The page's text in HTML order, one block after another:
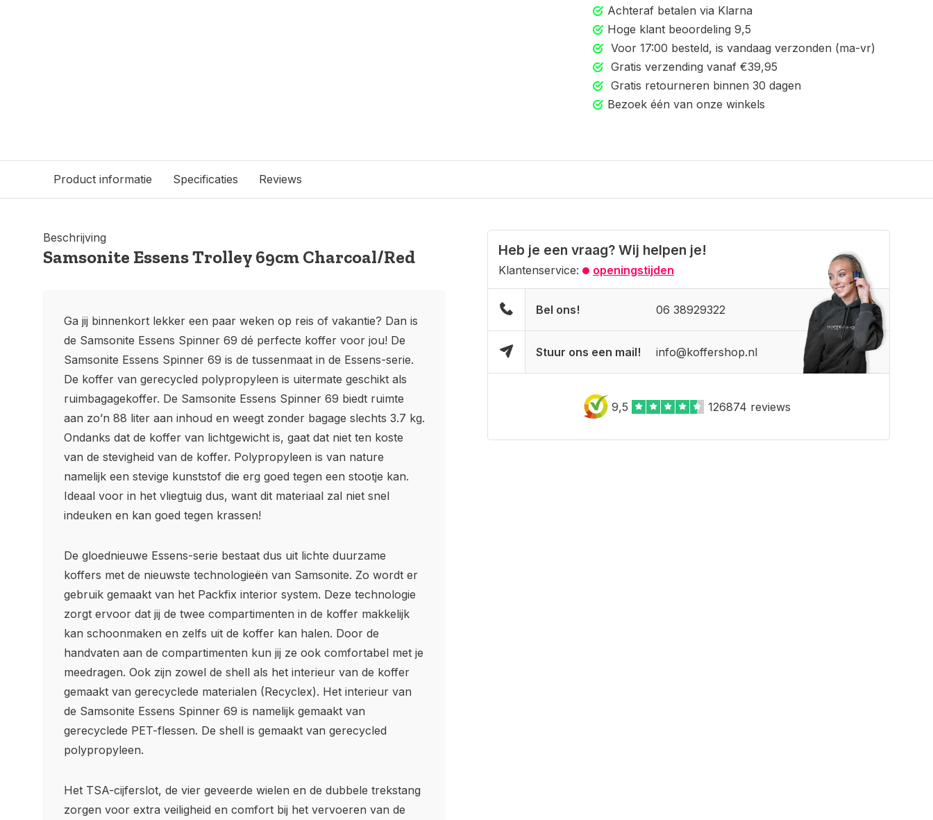
Achteraf betalen via Klarna
Hoge klant beoordeling 9,5
Voor 17:00 besteld, is vandaag verzonden (ma-vr)
Gratis verzending vanaf €39,95
Gratis retourneren binnen 30 dagen
Bezoek één van onze winkels
Product informatie Specificaties Reviews
Beschrijving
Samsonite Essens Trolley 69cm Charcoal/Red
Ga jij binnenkort lekker een paar weken op reis of vakantie? Dan is
de Samsonite Essens Spinner 69 dé perfecte koffer voor jou! De
Samsonite Essens Spinner 69 is de tussenmaat in de Essens-serie.
De koffer van gerecycled polypropyleen is uitermate geschikt als
ruimbagagekoffer. De Samsonite Essens Spinner 69 biedt ruimte
aan zo’n 88 liter aan inhoud en weegt zonder bagage slechts 3.7 kg.
Ondanks dat de koffer van lichtgewicht is, gaat dat niet ten koste
van de stevigheid van de koffer. Polypropyleen is van nature
namelijk een stevige kunststof die erg goed tegen een stootje kan.
Ideaal voor in het vliegtuig dus, want dit materiaal zal niet snel
indeuken en kan goed tegen krassen!
De gloednieuwe Essens-serie bestaat dus uit lichte duurzame
koffers met de nieuwste technologieën van Samsonite. Zo wordt er
gebruik gemaakt van het Packfix interior system. Deze technologie
zorgt ervoor dat jij de twee compartimenten in de koffer makkelijk
kan schoonmaken en zelfs uit de koffer kan halen. Door de
handvaten aan de compartimenten kun jij ze ook comfortabel met je
meedragen. Ook zijn zowel de shell als het interieur van de koffer
gemaakt van gerecyclede materialen (Recyclex). Het interieur van
de Samsonite Essens Spinner 69 is namelijk gemaakt van
gerecyclede PET-flessen. De shell is gemaakt van gerecycled
polypropyleen.
Het TSA-cijferslot, de vier geveerde wielen en de dubbele trekstang
zorgen voor extra veiligheid en comfort bij het vervoeren van de
Heb je een vraag? Wij helpen je!
Klantenservice: openingstijden
Bel ons! 06 38929322
Stuur ons een mail! info@koffershop.nl
9,5 126874 reviews